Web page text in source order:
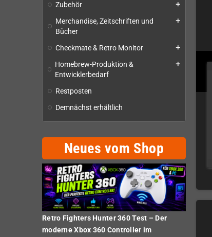
Zubehör add
Merchandise, Zeitschriften und
Bücher
add
Checkmate & Retro Monitor add
Homebrew-Produktion &
Entwicklerbedarf
add
Restposten
Demnächst erhältlich
Neues vom Shop
Retro Fighters Hunter 360 Test – Der
moderne Xbox 360 Controller im